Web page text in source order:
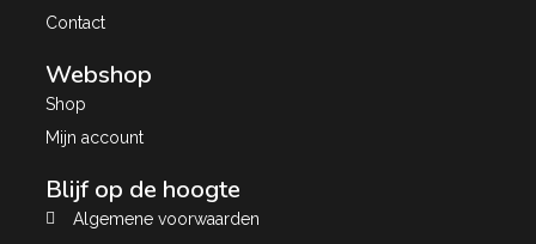
Contact
Webshop
Shop
Mijn account
Blijf op de hoogte
Algemene voorwaarden